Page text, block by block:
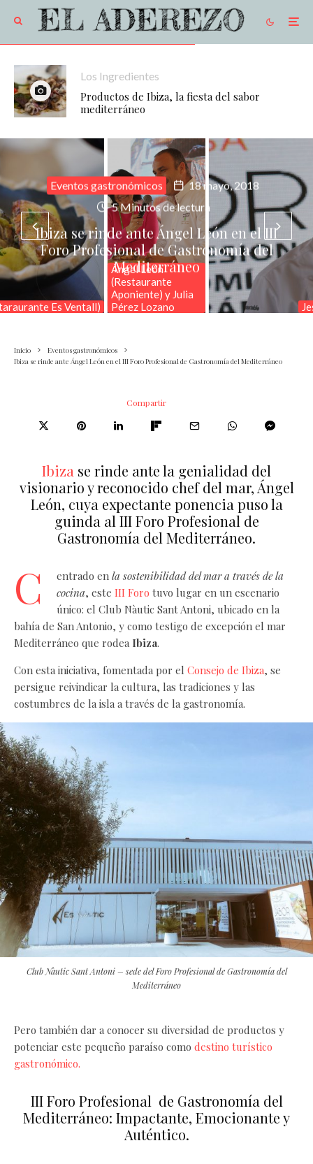
Los Ingredientes
Productos de Ibiza, la fiesta del sabor
mediterráneo
Ángel León
(Restaurante
Aponiente) y Julia
Pérez Lozano
Es Ventall)
Eventos gastronómicos
18 mayo, 2018
5 Minutos de lectura
Ibiza se rinde ante Ángel León en el III
Foro Profesional de Gastronomía del
Mediterráneo
Inicio
Eventos gastronómicos
Ibiza se rinde ante Ángel León en el III Foro Profesional de Gastronomía del Mediterráneo
Compartir
Ibiza se rinde ante la genialidad del
visionario y reconocido chef del mar, Ángel
León, cuya expectante ponencia puso la
guinda al III Foro Profesional de
Gastronomía del Mediterráneo.
C entrado en la sostenibilidad del mar a través de la
cocina, este III Foro tuvo lugar en un escenario
único: el Club Nàutic Sant Antoni, ubicado en la
bahía de San Antonio, y como testigo de excepción el mar
Mediterráneo que rodea Ibiza.
Con esta iniciativa, fomentada por el Consejo de Ibiza, se
persigue reivindicar la cultura, las tradiciones y las
costumbres de la isla a través de la gastronomía.
Club Nàutic Sant Antoni – sede del Foro Profesional de Gastronomía del
Mediterráneo
Pero también dar a conocer su diversidad de productos y
potenciar este pequeño paraíso como destino turístico
gastronómico.
III Foro Profesional de Gastronomía del
Mediterráneo: Impactante, Emocionante y
Auténtico.